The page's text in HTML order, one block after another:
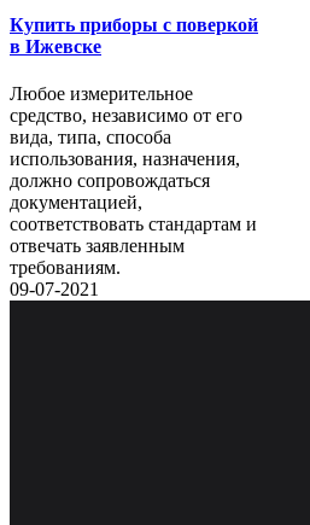
Купить приборы с поверкой
в Ижевске
Любое измерительное
средство, независимо от его
вида, типа, способа
использования, назначения,
должно сопровождаться
документацией,
соответствовать стандартам и
отвечать заявленным
требованиям.
09-07-2021